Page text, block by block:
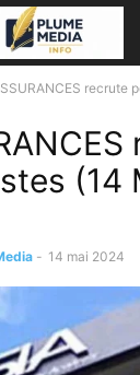
recrute
(14
- 14 mai 2024